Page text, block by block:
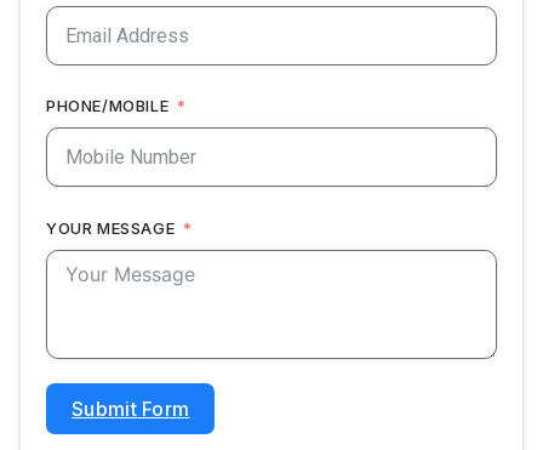
PHONE/MOBILE
YOUR MESSAGE
Submit Form